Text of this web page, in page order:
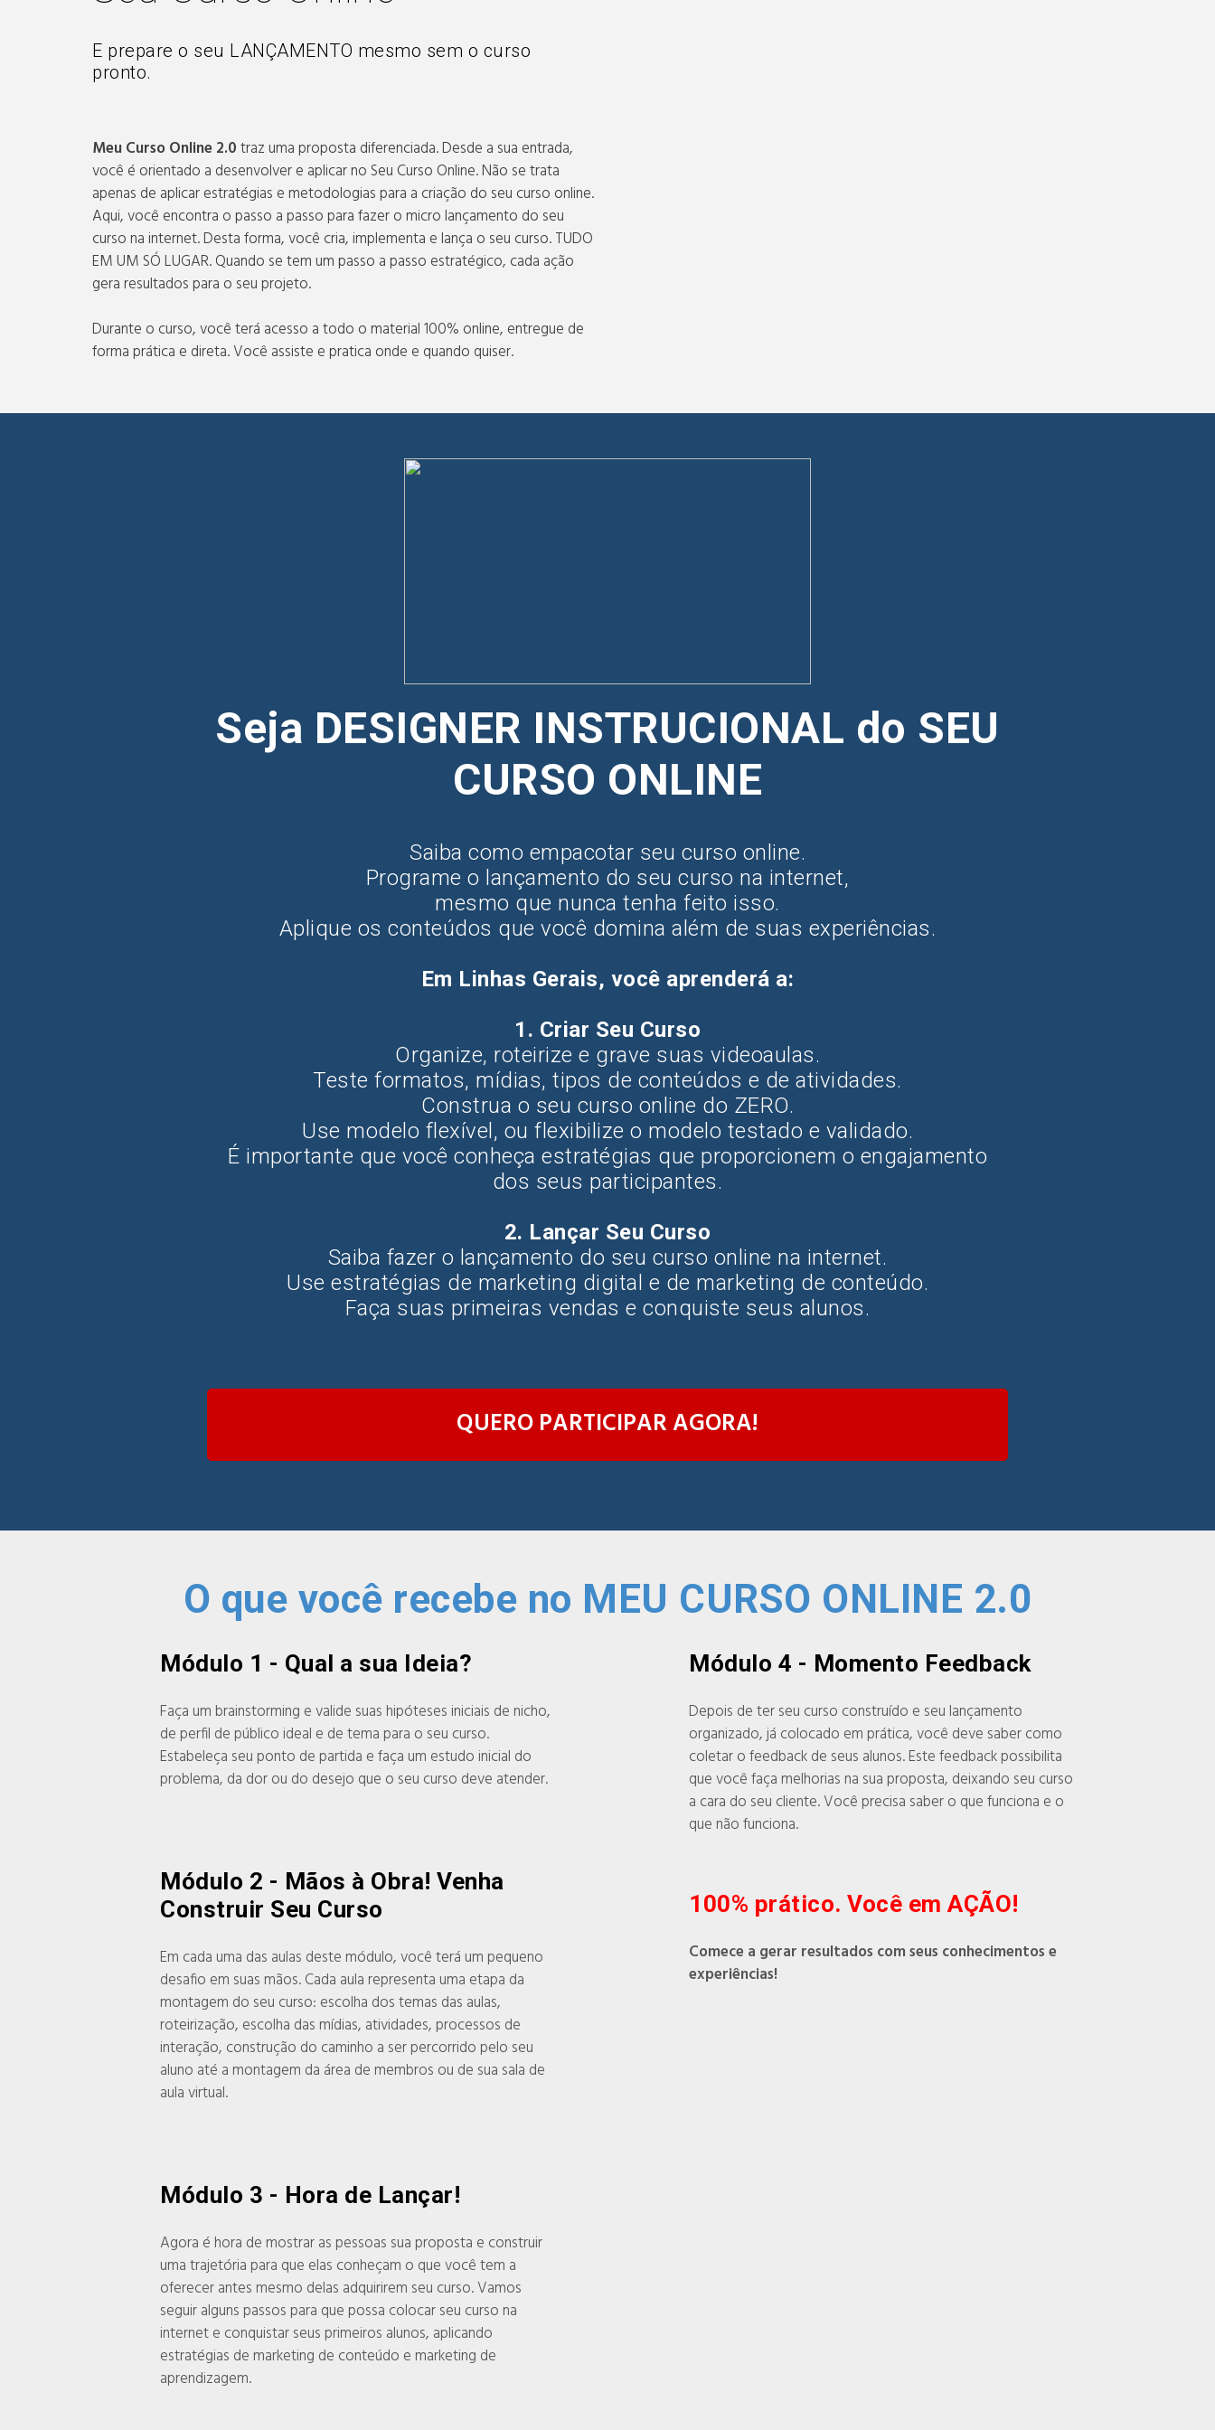
E prepare o seu LANÇAMENTO mesmo sem o curso
pronto.
Meu Curso Online 2.0traz uma proposta diferenciada. Desde a sua entrada,
você é orientado a desenvolver e aplicar no Seu Curso Online. Não se trata
apenas de aplicar estratégias e metodologias para a criação do seu curso online.
Aqui, você encontra o passo a passo para fazer o micro lançamento do seu
curso na internet. Desta forma, você cria, implementa e lança o seu curso. TUDO
EM UM SÓ LUGAR. Quando se tem um passo a passo estratégico, cada ação
gera resultados para o seu projeto.
Durante o curso, você terá acesso a todo o material 100% online, entregue de
forma prática e direta. Você assiste e pratica onde e quando quiser.
Seja DESIGNER INSTRUCIONAL do SEU
CURSO ONLINE
Saiba como empacotar seu curso online.
Programe o lançamento do seu curso na internet,
mesmo que nunca tenha feito isso.
Aplique os conteúdos que você domina além de suas experiências.
Em Linhas Gerais, você aprenderá a:
1. Criar Seu Curso
Organize, roteirize e grave suas videoaulas.
Teste formatos, mídias, tipos de conteúdos e de atividades.
Construa o seu curso online do ZERO.
Use modelo flexível, ou flexibilize o modelo testado e validado.
É importante que você conheça estratégias que proporcionem o engajamento
dos seus participantes.
2. Lançar Seu Curso
Saiba fazer o lançamento do seu curso online na internet.
Use estratégias de marketing digital e de marketing de conteúdo.
Faça suas primeiras vendas e conquiste seus alunos.
QUERO PARTICIPAR AGORA!
O que você recebe no MEU CURSO ONLINE 2.0
Módulo 1 - Qual a sua Ideia?
Faça um brainstorming e valide suas hipóteses iniciais de nicho,
de perfil de público ideal e de tema para o seu curso.
Estabeleça seu ponto de partida e faça um estudo inicial do
problema, da dor ou do desejo que o seu curso deve atender.
Módulo 2 - Mãos à Obra! Venha
Construir Seu Curso
Em cada uma das aulas deste módulo, você terá um pequeno
desafio em suas mãos. Cada aula representa uma etapa da
montagem do seu curso: escolha dos temas das aulas,
roteirização, escolha das mídias, atividades, processos de
interação, construção do caminho a ser percorrido pelo seu
aluno até a montagem da área de membros ou de sua sala de
aula virtual.
Módulo 3 - Hora de Lançar!
Agora é hora de mostrar as pessoas sua proposta e construir
uma trajetória para que elas conheçam o que você tem a
oferecer antes mesmo delas adquirirem seu curso. Vamos
seguir alguns passos para que possa colocar seu curso na
internet e conquistar seus primeiros alunos, aplicando
estratégias de marketing de conteúdo e marketing de
aprendizagem.
Módulo 4 - Momento Feedback
Depois de ter seu curso construído e seu lançamento
organizado, já colocado em prática, você deve saber como
coletar o feedback de seus alunos. Este feedback possibilita
que você faça melhorias na sua proposta, deixando seu curso
a cara do seu cliente. Você precisa saber o que funciona e o
que não funciona.
100% prático. Você em AÇÃO!
Comece a gerar resultados com seus conhecimentos e
experiências!